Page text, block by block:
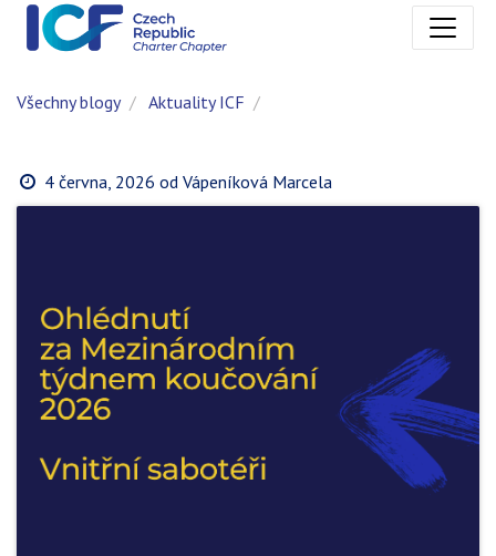
Všechny blogy Aktuality ICF
4 června, 2026 od Vápeníková Marcela